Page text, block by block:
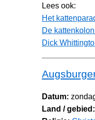
Lees ook:
Het
De
Dick
Datum:
Land / gebied: